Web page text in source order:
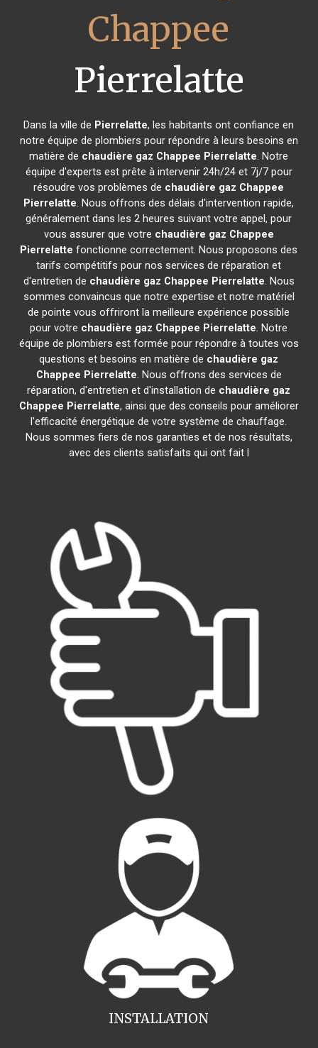
Chappee
Pierrelatte
Dans la ville de Pierrelatte, les habitants ont confiance en
notre équipe de plombiers pour répondre à leurs besoins en
matière de chaudière gaz Chappee Pierrelatte. Notre
équipe d'experts est prête à intervenir 24h/24 et 7j/7 pour
résoudre vos problèmes de chaudière gaz Chappee
Pierrelatte. Nous offrons des délais d'intervention rapide,
généralement dans les 2 heures suivant votre appel, pour
vous assurer que votre chaudière gaz Chappee
Pierrelatte fonctionne correctement. Nous proposons des
tarifs compétitifs pour nos services de réparation et
d'entretien de chaudière gaz Chappee Pierrelatte. Nous
sommes convaincus que notre expertise et notre matériel
de pointe vous offriront la meilleure expérience possible
pour votre chaudière gaz Chappee Pierrelatte. Notre
équipe de plombiers est formée pour répondre à toutes vos
questions et besoins en matière de chaudière gaz
Chappee Pierrelatte. Nous offrons des services de
réparation, d'entretien et d'installation de chaudière gaz
Chappee Pierrelatte, ainsi que des conseils pour améliorer
l'efficacité énergétique de votre système de chauffage.
Nous sommes fiers de nos garanties et de nos résultats,
avec des clients satisfaits qui ont fait l
INSTALLATION